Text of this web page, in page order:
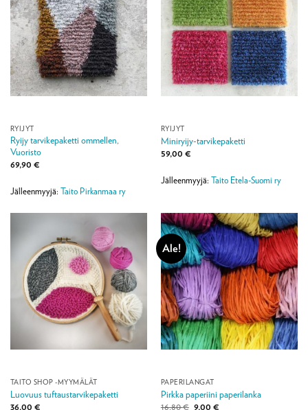
RYIJYT
Ryijy tarvikepaketti ommellen,
Vuoristo
69,90 €
Jälleenmyyjä: Taito Pirkanmaa ry
RYIJYT
Miniryijy-tarvikepaketti
59,00 €
Jälleenmyyjä: Taito Etela-Suomi ry
TAITO SHOP -MYYMÄLÄT
Luovuus tuftaustarvikepaketti
36,00 €
Ale!
PAPERILANGAT
Pirkka paperiini paperilanka
16,80€ Alkuperäinen
9,00 €Nykyinen